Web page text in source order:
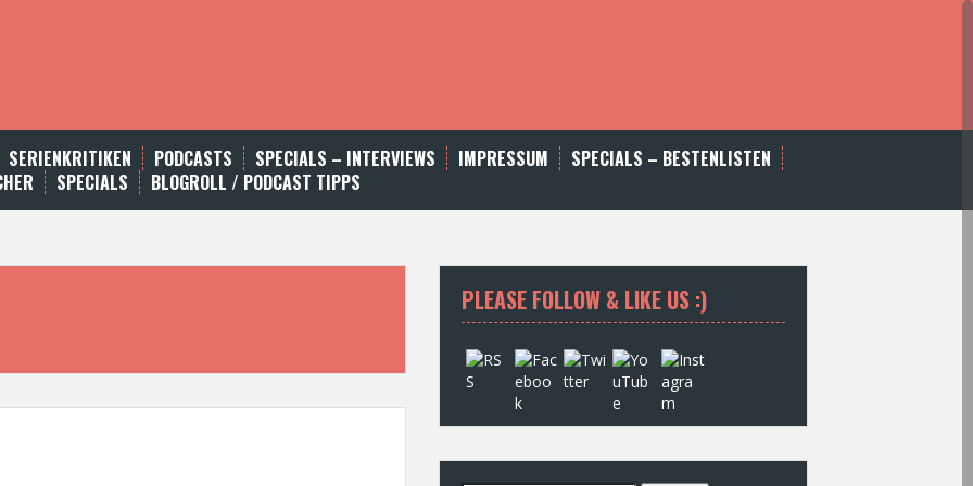
SERIENKRITIKEN PODCASTS SPECIALS – INTERVIEWS IMPRESSUM
SPECIALS – BESTENLISTEN
SPECIALS BLOGROLL / PODCAST TIPPS
PLEASE FOLLOW & LIKE US :)